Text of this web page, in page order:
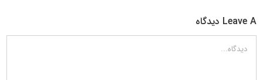
Leave A دیدگاه
دیدگاه